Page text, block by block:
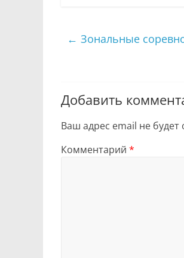
← Зональные
Добавить
Ваш адрес email не будет
Комментарий *